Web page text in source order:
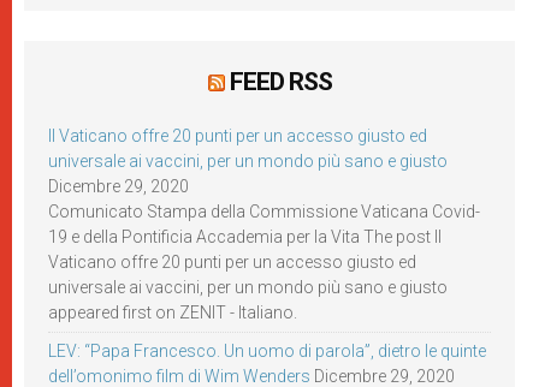
FEED RSS
Il Vaticano offre 20 punti per un accesso giusto ed
universale ai vaccini, per un mondo più sano e giusto
Dicembre 29, 2020
Comunicato Stampa della Commissione Vaticana Covid-
19 e della Pontificia Accademia per la Vita The post Il
Vaticano offre 20 punti per un accesso giusto ed
universale ai vaccini, per un mondo più sano e giusto
appeared first on ZENIT - Italiano.
LEV: “Papa Francesco. Un uomo di parola”, dietro le quinte
dell’omonimo film di Wim Wenders Dicembre 29, 2020